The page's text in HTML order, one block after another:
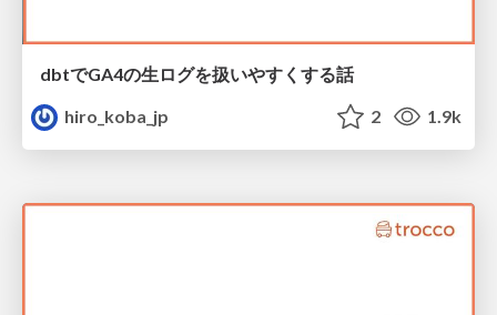
dbtでGA4の生ログを扱いやすくする話
hiro_koba_jp
2 1.9k